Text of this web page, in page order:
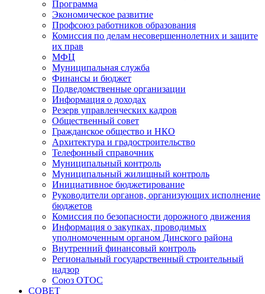
Программа
Экономическое развитие
Профсоюз работников образования
Комиссия по делам несовершеннолетних и защите
их прав
МФЦ
Муниципальная служба
Финансы и бюджет
Подведомственные организации
Информация о доходах
Резерв управленческих кадров
Общественный совет
Гражданское общество и НКО
Архитектура и градостроительство
Телефонный справочник
Муниципальный контроль
Муниципальный жилищный контроль
Инициативное бюджетирование
Руководители органов, организующих исполнение
бюджетов
Комиссия по безопасности дорожного движения
Информация о закупках, проводимых
уполномоченным органом Динского района
Внутренний финансовый контроль
Региональный государственный строительный
надзор
Союз ОТОС
СОВЕТ